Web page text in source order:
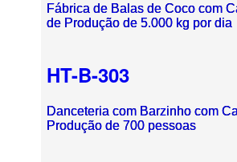
Fábrica de Balas de Coco com
de Produção de 5.000 kg por dia
HT-B-303
Danceteria com Barzinho com
Produção de 700 pessoas